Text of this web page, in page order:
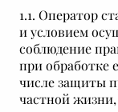
1.1. Оператор
и условием
соблюдение
при обработке
числе защиты
частной